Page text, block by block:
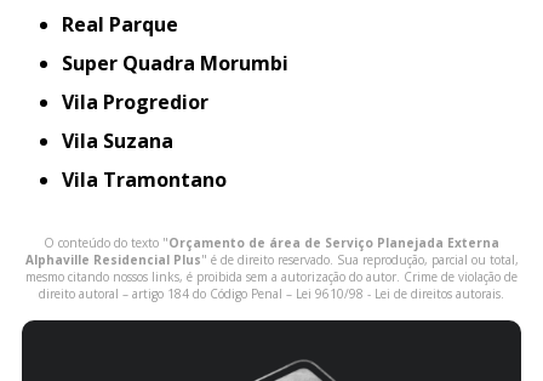
Real Parque
Super Quadra Morumbi
Vila Progredior
Vila Suzana
Vila Tramontano
O conteúdo do texto "Orçamento de área de Serviço Planejada Externa
Alphaville Residencial Plus" é de direito reservado. Sua reprodução, parcial ou total,
mesmo citando nossos links, é proibida sem a autorização do autor. Crime de violação de
direito autoral – artigo 184 do Código Penal – Lei 9610/98 - Lei de direitos autorais.